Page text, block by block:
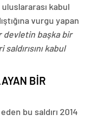
kabul
vurgu yapan
devletin başka bir
kabul
BİR
bu saldırı 2014